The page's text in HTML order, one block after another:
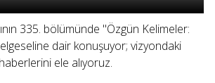
335. bölümünde "Özgün Kelimeler:
dair konuşuyor; vizyondaki
ele alıyoruz.